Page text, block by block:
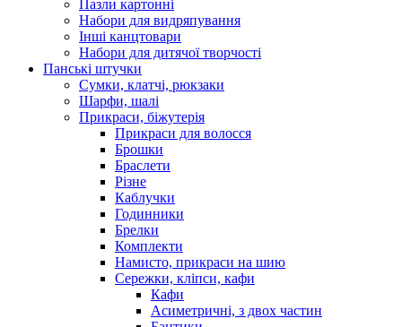
Пазли картонні
Набори для видряпування
Інші канцтовари
Набори для дитячої творчості
Панські штучки
Сумки, клатчі, рюкзаки
Шарфи, шалі
Прикраси, біжутерія
Прикраси для волосся
Брошки
Браслети
Різне
Каблучки
Годинники
Брелки
Комплекти
Намисто, прикраси на шию
Сережки, кліпси, кафи
Кафи
Асиметричні, з двох частин